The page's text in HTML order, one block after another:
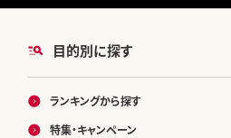
目的別に探す
ランキングから探す
特集・キャンペーン